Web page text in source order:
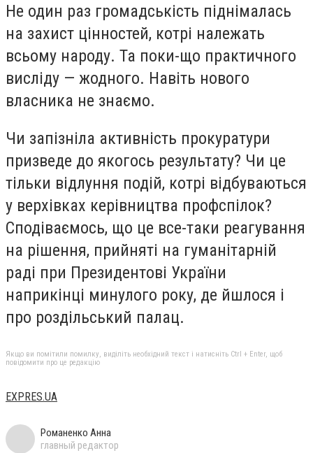
Не один раз громадськість піднімалась
на захист цінностей, котрі належать
всьому народу. Та поки-що практичного
висліду — жодного. Навіть нового
власника не знаємо.
Чи запізніла активність прокуратури
призведе до якогось результату? Чи це
тільки відлуння подій, котрі відбуваються
у верхівках керівництва профспілок?
Сподіваємось, що це все-таки реагування
на рішення, прийняті на гуманітарній
раді при Президентові України
наприкінці минулого року, де йшлося і
про роздільський палац.
Якщо ви помітили помилку, виділіть необхідний текст і натисніть Ctrl + Enter, щоб
повідомити про це редакцію
ЕXPRES.UA
Романенко Анна
главный редактор